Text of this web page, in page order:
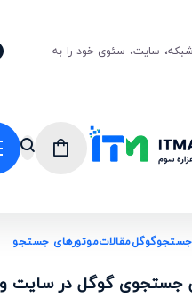
سایت، سئوی خود را به
گوگلمقالاتموتورهای جستجو
جستجوی گوگل در سایت